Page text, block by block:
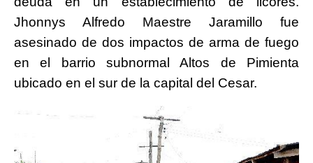
Jhonnys Alfredo Maestre Jaramillo fue
asesinado de dos impactos de arma de fuego
en el barrio subnormal Altos de Pimienta
ubicado en el sur de la capital del Cesar.